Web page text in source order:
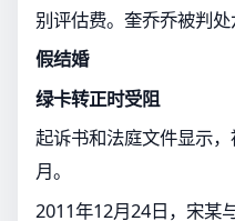
别评估费。奎乔乔被判
假结婚
绿卡转正时受阻
起诉书和法庭文件显示
月。
2011年12月24日，宋某